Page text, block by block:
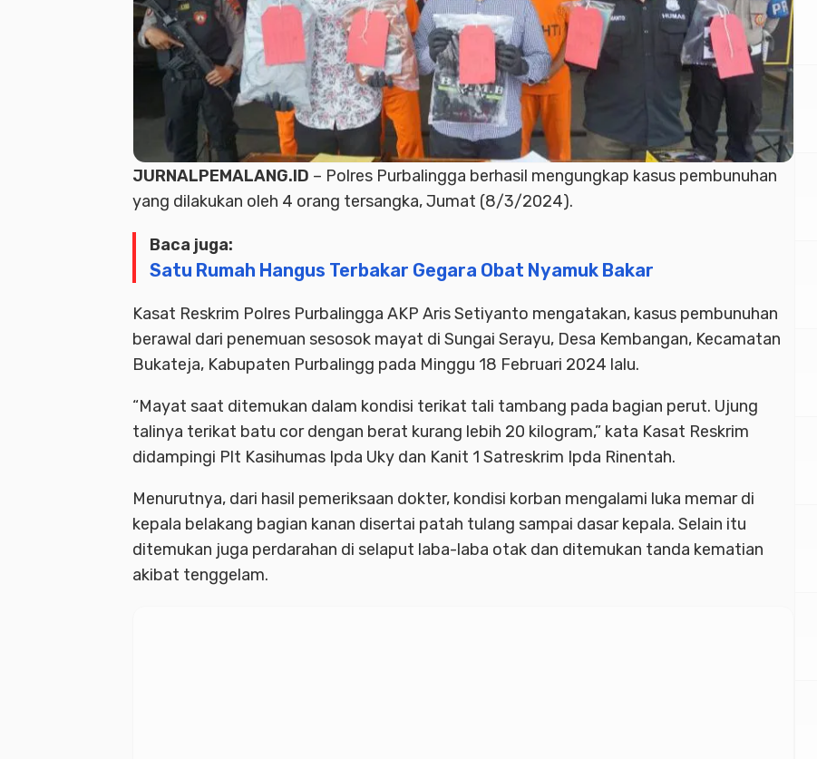
JURNALPEMALANG.ID – Polres Purbalingga berhasil mengungkap kasus pembunuhan
yang dilakukan oleh 4 orang tersangka, Jumat (8/3/2024).
Baca juga:
Satu Rumah Hangus Terbakar Gegara Obat Nyamuk Bakar
Kasat Reskrim Polres Purbalingga AKP Aris Setiyanto mengatakan, kasus pembunuhan
berawal dari penemuan sesosok mayat di Sungai Serayu, Desa Kembangan, Kecamatan
Bukateja, Kabupaten Purbalingg pada Minggu 18 Februari 2024 lalu.
“Mayat saat ditemukan dalam kondisi terikat tali tambang pada bagian perut. Ujung
talinya terikat batu cor dengan berat kurang lebih 20 kilogram,” kata Kasat Reskrim
didampingi Plt Kasihumas Ipda Uky dan Kanit 1 Satreskrim Ipda Rinentah.
Menurutnya, dari hasil pemeriksaan dokter, kondisi korban mengalami luka memar di
kepala belakang bagian kanan disertai patah tulang sampai dasar kepala. Selain itu
ditemukan juga perdarahan di selaput laba-laba otak dan ditemukan tanda kematian
akibat tenggelam.